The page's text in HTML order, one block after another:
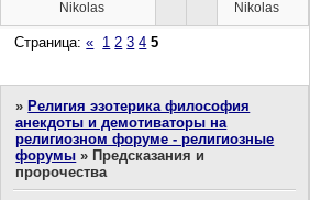
Nikolas
Nikolas
Страница:« 1 2 3 4 5
»Религия эзотерика философия
анекдоты и демотиваторы на
религиозном форуме - религиозные
форумы »Предсказания и
пророчества